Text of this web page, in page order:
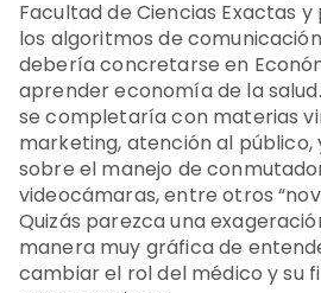
Facultad de Ciencias Exactas
los algoritmos de
debería concretarse en
aprender economía de la
se completaría con materias
marketing, atención al
sobre el manejo de
videocámaras, entre otros
Quizás parezca una
manera muy gráfica de
cambiar el rol del médico y su